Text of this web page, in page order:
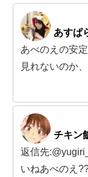
あすぱ
あべのえの安
見れないのか
チキン
返信先
いねあべのえ